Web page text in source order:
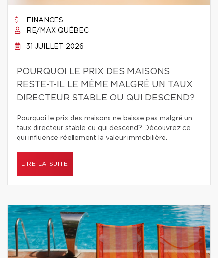
FINANCES
RE/MAX QUÉBEC
31 JUILLET 2026
POURQUOI LE PRIX DES MAISONS
RESTE-T-IL LE MÊME MALGRÉ UN TAUX
DIRECTEUR STABLE OU QUI DESCEND?
Pourquoi le prix des maisons ne baisse pas malgré un
taux directeur stable ou qui descend? Découvrez ce
qui influence réellement la valeur immobilière.
LIRE LA SUITE